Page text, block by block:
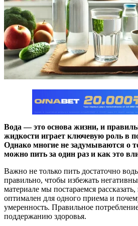
Вода — это основа жизни, и
жидкости играет ключевую роль в
Однако многие не задумываются о
можно пить за один раз и как это
Важно не только пить достаточно
правильно, чтобы избежать
материале мы постараемся
оптимален для одного приема и
умеренность. Правильное
поддержанию здоровья.